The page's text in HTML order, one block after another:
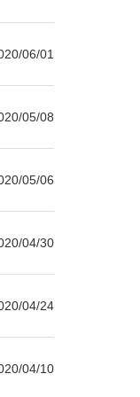
06/01
05/08
05/06
04/30
04/24
04/10